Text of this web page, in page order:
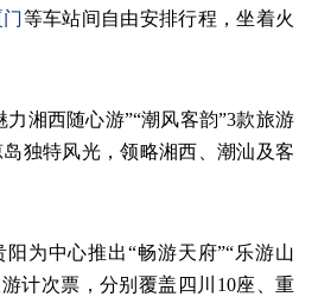
门等车站间自由安排行程，坐着火
力湘西随心游”“潮风客韵”3款旅游
独特风光，领略湘西、潮汕及客
阳为中心推出“畅游天府”“乐游山
计次票，分别覆盖四川10座、重